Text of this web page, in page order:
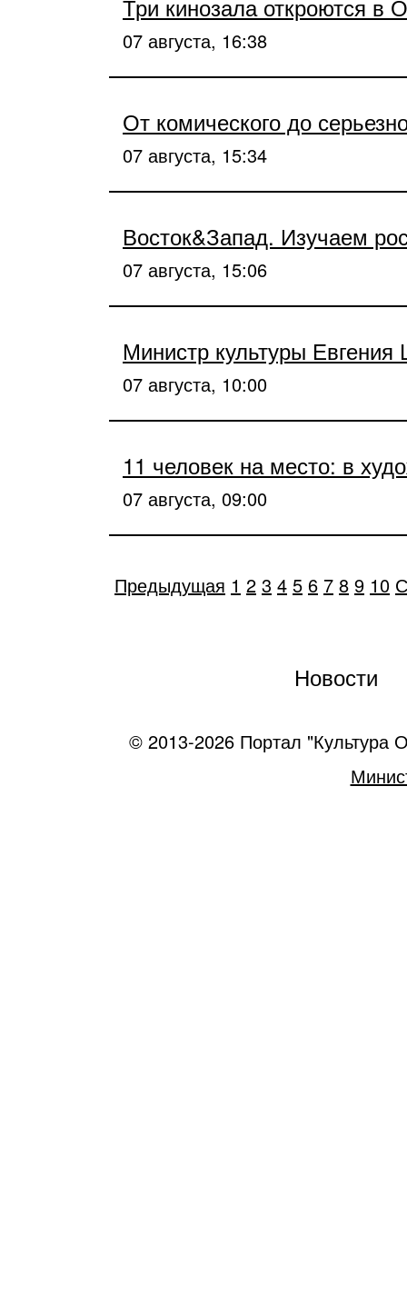
Три кинозала откроются в
07 августа, 16:38
От комического до
07 августа, 15:34
Восток&Запад. Изучаем
07 августа, 15:06
Министр культуры
07 августа, 10:00
11 человек на место: в
07 августа, 09:00
Предыдущая 1 2 3 4 5 6 7 8 9 10
Новости
© 2013-2026 Портал "Культура